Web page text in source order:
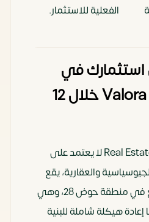
الفعلية للاستثمار.
في
Valora Compound خلال 12
الاستثمار الناجح في الـ Real Estate لا يعتمد على
والعقارية، يقع
يقع في منطقة حوض 28، وهي
هيكلة شاملة للبنية